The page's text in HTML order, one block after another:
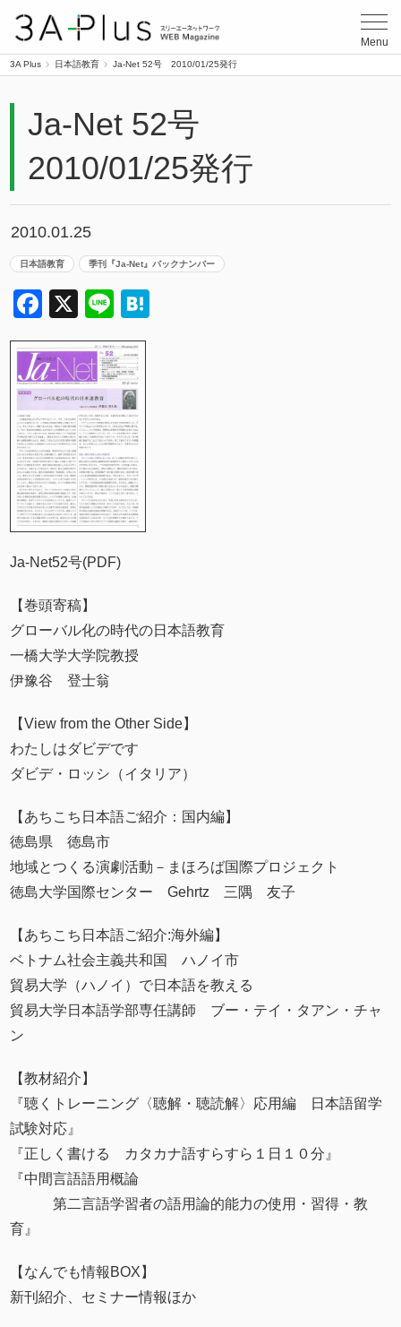
Menu
3A Plus 日本語教育 Ja-Net 52号 2010/01/25発行
Ja-Net 52号
2010/01/25発行
2010.01.25
日本語教育 季刊『Ja-Net』バックナンバー
Facebook
X Line
Ja-Net52号(PDF)
【巻頭寄稿】
グローバル化の時代の日本語教育
一橋大学大学院教授
伊豫谷 登士翁
【View from the Other Side】
わたしはダビデです
ダビデ・ロッシ（イタリア）
【あちこち日本語ご紹介：国内編】
徳島県 徳島市
地域とつくる演劇活動－まほろば国際プロジェクト
徳島大学国際センター Gehrtz 三隅 友子
【あちこち日本語ご紹介:海外編】
ベトナム社会主義共和国 ハノイ市
貿易大学（ハノイ）で日本語を教える
貿易大学日本語学部専任講師 ブー・テイ・タアン・チャ
ン
【教材紹介】
『聴くトレーニング〈聴解・聴読解〉応用編 日本語留学
試験対応』
『正しく書ける カタカナ語すらすら１日１０分』
『中間言語語用概論
第二言語学習者の語用論的能力の使用・習得・教
育』
【なんでも情報BOX】
新刊紹介、セミナー情報ほか